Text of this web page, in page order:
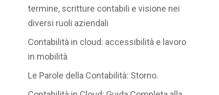
termine, scritture contabili e visione nei
diversi ruoli aziendali
Contabilità in cloud: accessibilità e lavoro
in mobilità
Le Parole della Contabilità: Storno.